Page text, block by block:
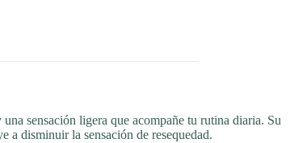
sensación ligera que acompañe tu rutina diaria. Su
a disminuir la sensación de resequedad.